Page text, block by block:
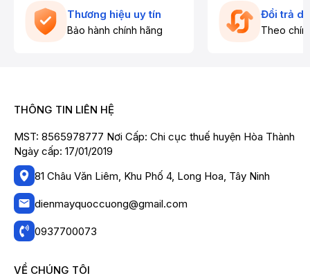
Thương hiệu uy tín
Bảo hành chính hãng
Đổi trả
Theo
THÔNG TIN LIÊN HỆ
MST: 8565978777 Nơi Cấp: Chi cục thuế huyện Hòa Thành
Ngày cấp: 17/01/2019
81 Châu Văn Liêm, Khu Phố 4, Long Hoa, Tây Ninh
dienmayquoccuong@gmail.com
0937700073
VỀ CHÚNG TÔI